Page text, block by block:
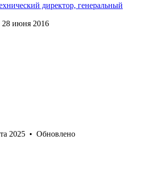
директор, генеральный
28 июня 2016
2025 • Обновлено